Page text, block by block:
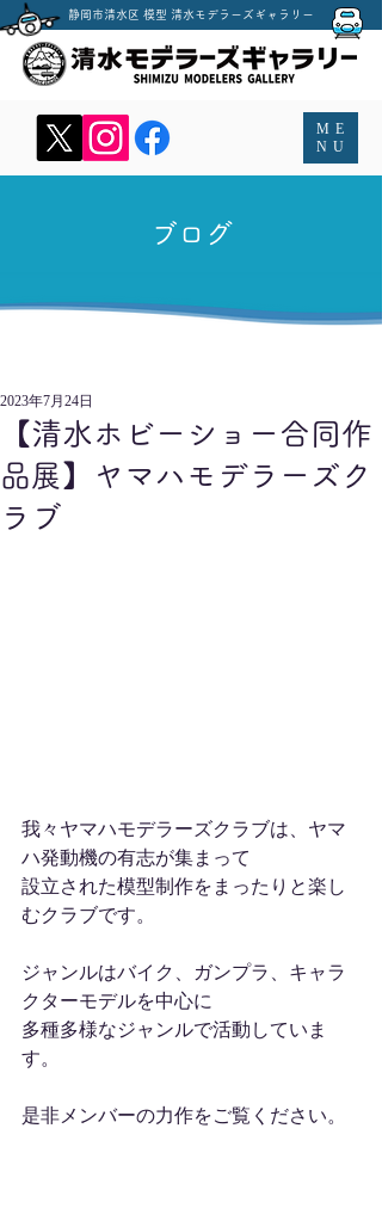
MENU
​静岡市清水区 模型 清水モデラーズギャラリー
ME
NU
​ブログ
【清水ホビーショー合同作
品展】ヤマハモデラーズク
ラブ
2023年7月24日
我々ヤマハモデラーズクラブは、ヤマ
ハ発動機の有志が集まって
設立された模型制作をまったりと楽し
むクラブです。
ジャンルはバイク、ガンプラ、キャラ
クターモデルを中心に
多種多様なジャンルで活動していま
す。
是非メンバーの力作をご覧ください。